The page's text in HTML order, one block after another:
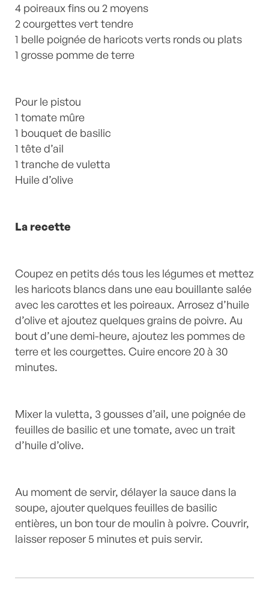
4 poireaux fins ou 2 moyens
2 courgettes vert tendre
1 belle poignée de haricots verts ronds ou plats
1 grosse pomme de terre
Pour le pistou
1 tomate mûre
1 bouquet de basilic
1 tête d’ail
1 tranche de vuletta
Huile d’olive
La recette
Coupez en petits dés tous les légumes et mettez
les haricots blancs dans une eau bouillante salée
avec les carottes et les poireaux. Arrosez d’huile
d’olive et ajoutez quelques grains de poivre. Au
bout d’une demi-heure, ajoutez les pommes de
terre et les courgettes. Cuire encore 20 à 30
minutes.
Mixer la vuletta, 3 gousses d’ail, une poignée de
feuilles de basilic et une tomate, avec un trait
d’huile d’olive.
Au moment de servir, délayer la sauce dans la
soupe, ajouter quelques feuilles de basilic
entières, un bon tour de moulin à poivre. Couvrir,
laisser reposer 5 minutes et puis servir.